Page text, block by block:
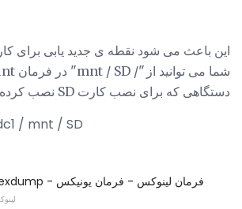
دستگاهی که برای نصب کارت SD نصب کرده اید استفاده کنید.
/ mnt / SD
Hexdump - فرمان لینوکس - فرمان یونیکس